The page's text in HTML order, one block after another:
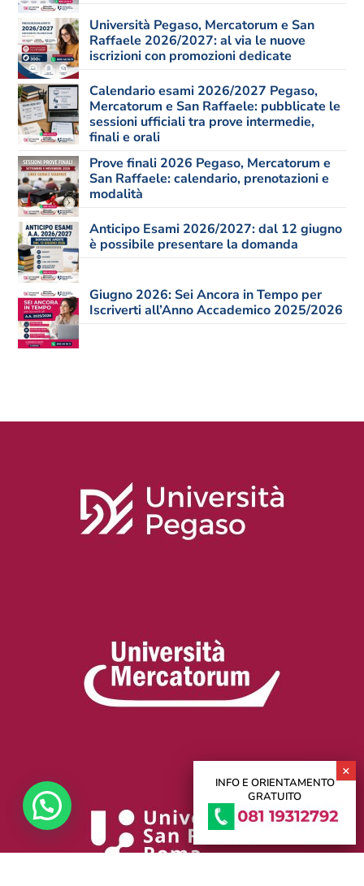
Università Pegaso, Mercatorum e San
Raffaele 2026/2027: al via le nuove
iscrizioni con promozioni dedicate
Calendario esami 2026/2027 Pegaso,
Mercatorum e San Raffaele: pubblicate le
sessioni ufficiali tra prove intermedie,
finali e orali
Prove finali 2026 Pegaso, Mercatorum e
San Raffaele: calendario, prenotazioni e
modalità
Anticipo Esami 2026/2027: dal 12 giugno
è possibile presentare la domanda
Giugno 2026: Sei Ancora in Tempo per
Iscriverti all’Anno Accademico 2025/2026
INFO E ORIENTAMENTO
GRATUITO